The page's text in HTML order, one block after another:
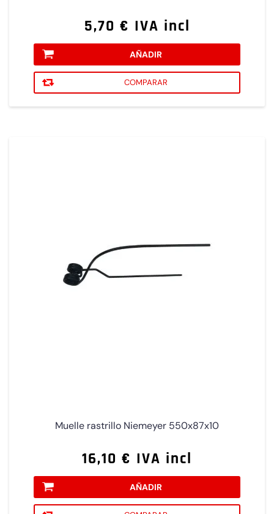
5,70 € IVA incl
AÑADIR
COMPARAR
Muelle rastrillo Niemeyer 550x87x10
16,10 € IVA incl
AÑADIR